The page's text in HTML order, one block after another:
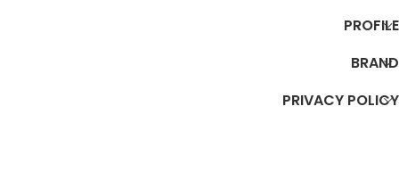
PROFILE
BRAND
PRIVACY POLICY